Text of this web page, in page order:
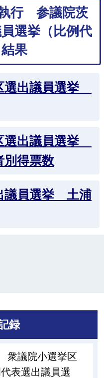
行 参議院茨
選挙（比例代
果
選出議員選挙
選出議員選挙
別得票数
議員選挙 土浦
録
衆議院小選挙区
表選出議員選